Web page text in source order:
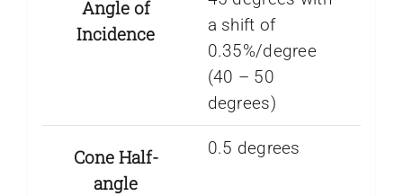
Angle of
Incidence
a shift of
0.35%/degree
(40 – 50
degrees)
Cone Half-
angle
0.5 degrees